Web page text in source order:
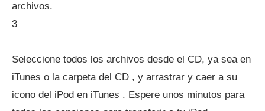
archivos.
3
Seleccione todos los archivos desde el CD, ya sea en
iTunes o la carpeta del CD , y arrastrar y caer a su
icono del iPod en iTunes . Espere unos minutos para